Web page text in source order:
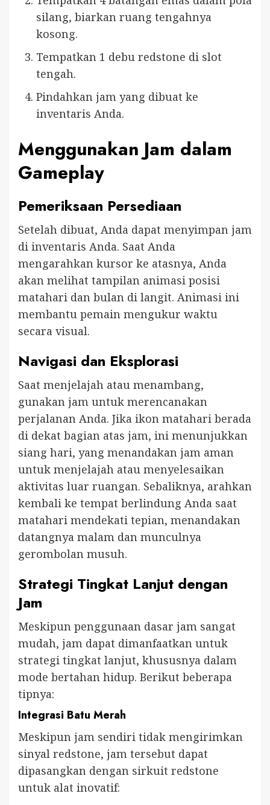
silang, biarkan ruang tengahnya
kosong.
Tempatkan 1 debu redstone di slot
tengah.
Pindahkan jam yang dibuat ke
inventaris Anda.
Menggunakan Jam dalam
Gameplay
Pemeriksaan Persediaan
Setelah dibuat, Anda dapat menyimpan jam
di inventaris Anda. Saat Anda
mengarahkan kursor ke atasnya, Anda
akan melihat tampilan animasi posisi
matahari dan bulan di langit. Animasi ini
membantu pemain mengukur waktu
secara visual.
Navigasi dan Eksplorasi
Saat menjelajah atau menambang,
gunakan jam untuk merencanakan
perjalanan Anda. Jika ikon matahari berada
di dekat bagian atas jam, ini menunjukkan
siang hari, yang menandakan jam aman
untuk menjelajah atau menyelesaikan
aktivitas luar ruangan. Sebaliknya, arahkan
kembali ke tempat berlindung Anda saat
matahari mendekati tepian, menandakan
datangnya malam dan munculnya
gerombolan musuh.
Strategi Tingkat Lanjut dengan
Jam
Meskipun penggunaan dasar jam sangat
mudah, jam dapat dimanfaatkan untuk
strategi tingkat lanjut, khususnya dalam
mode bertahan hidup. Berikut beberapa
tipnya:
Integrasi Batu Merah
Meskipun jam sendiri tidak mengirimkan
sinyal redstone, jam tersebut dapat
dipasangkan dengan sirkuit redstone
untuk alat inovatif: